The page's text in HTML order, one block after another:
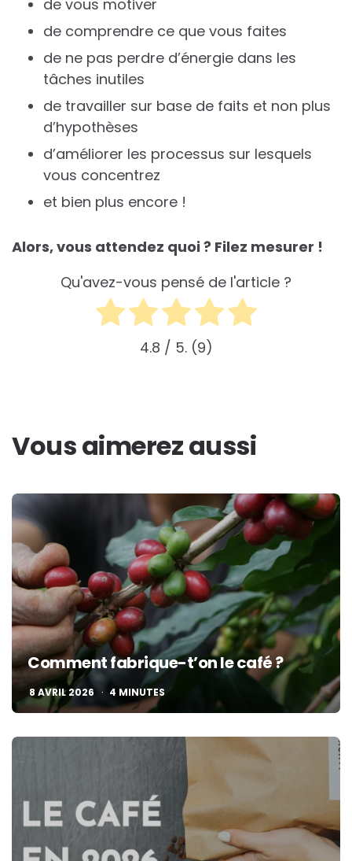
de vous motiver
de comprendre ce que vous faites
de ne pas perdre d’énergie dans les
tâches inutiles
de travailler sur base de faits et non plus
d’hypothèses
d’améliorer les processus sur lesquels
vous concentrez
et bien plus encore !
Alors, vous attendez quoi ? Filez mesurer !
Qu'avez-vous pensé de l'article ?
4.8 / 5. 9
Vous aimerez aussi
Comment fabrique-t’on le café ?
8 AVRIL 2026 4 MINUTES